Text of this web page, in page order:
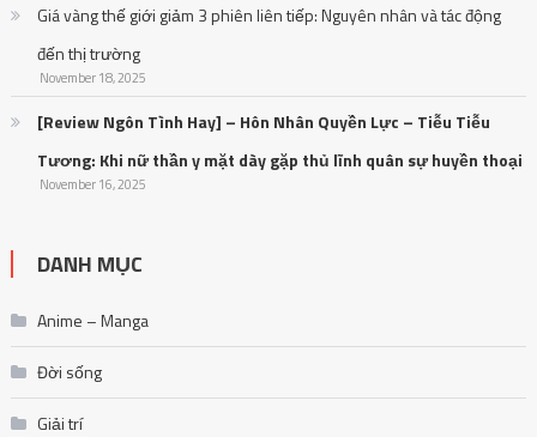
Giá vàng thế giới giảm 3 phiên liên tiếp: Nguyên nhân và tác động
đến thị trường
November 18, 2025
[Review Ngôn Tình Hay] – Hôn Nhân Quyền Lực – Tiễu Tiễu
Tương: Khi nữ thần y mặt dày gặp thủ lĩnh quân sự huyền thoại
November 16, 2025
DANH MỤC
Anime – Manga
Đời sống
Giải trí